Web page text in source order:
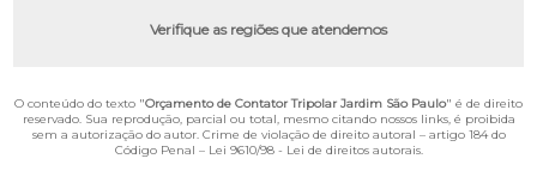
Verifique as regiões que atendemos
O conteúdo do texto "Orçamento de Contator Tripolar Jardim São Paulo" é de direito
reservado. Sua reprodução, parcial ou total, mesmo citando nossos links, é proibida
sem a autorização do autor. Crime de violação de direito autoral – artigo 184 do
Código Penal – Lei 9610/98 - Lei de direitos autorais.